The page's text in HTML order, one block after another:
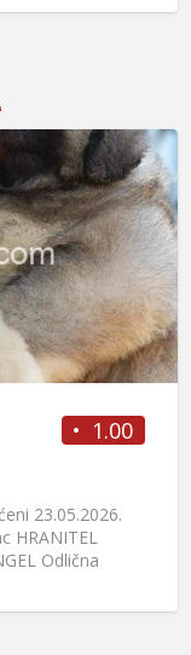
1.00
23.05.2026.
HRANITEL
Odlična